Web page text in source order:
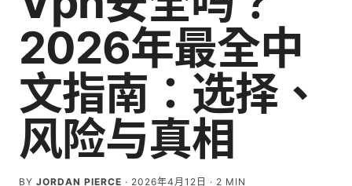
2026年最全中
文指南：选择、
风险与真相
BY JORDAN PIERCE · 2026年4月12日 · 2 MIN